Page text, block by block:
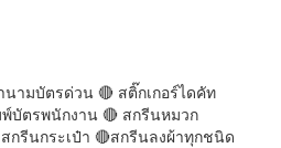
ามบัตรด่วน 🔴 สติ๊กเกอร์ไดคัท
บัตรพนักงาน 🔴 สกรีนหมวก
กรีนกระเป๋า 🔴สกรีนลงผ้าทุกชนิด